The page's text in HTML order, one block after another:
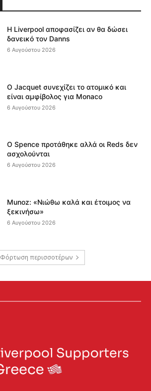
Η Liverpool αποφασίζει αν θα δώσει
δανεικό τον Danns
6 Αυγούστου 2026
Ο Jacquet συνεχίζει το ατομικό και
είναι αμφίβολος για Monaco
6 Αυγούστου 2026
Ο Spence προτάθηκε αλλά οι Reds δεν
ασχολούνται
6 Αυγούστου 2026
Munoz: «Νιώθω καλά και έτοιμος να
ξεκινήσω»
6 Αυγούστου 2026
Φόρτωση περισσοτέρων